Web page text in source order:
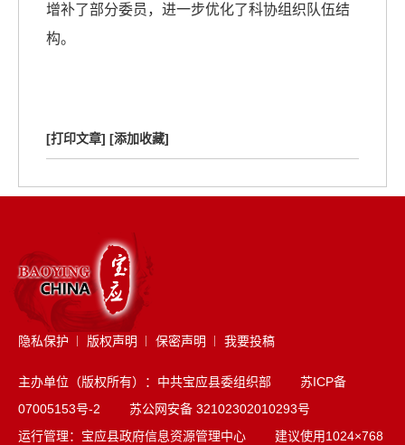
增补了部分委员，进一步优化了科协组织队伍结
构。
[打印文章] [添加收藏]
隐私保护 版权声明 保密声明 我要投稿
主办单位（版权所有）：中共宝应县委组织部 苏ICP备
07005153号-2
苏公网安备 32102302010293号
运行管理：宝应县政府信息资源管理中心 建议使用1024×768